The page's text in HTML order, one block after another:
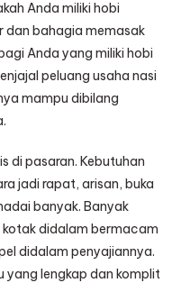
Anda miliki hobi
dan bahagia memasak
Anda yang miliki hobi
peluang usaha nasi
mampu dibilang
di pasaran. Kebutuhan
jadi rapat, arisan, buka
banyak. Banyak
kotak didalam bermacam
didalam penyajiannya.
yang lengkap dan komplit